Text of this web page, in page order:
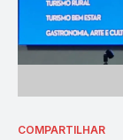
COMPARTILHAR